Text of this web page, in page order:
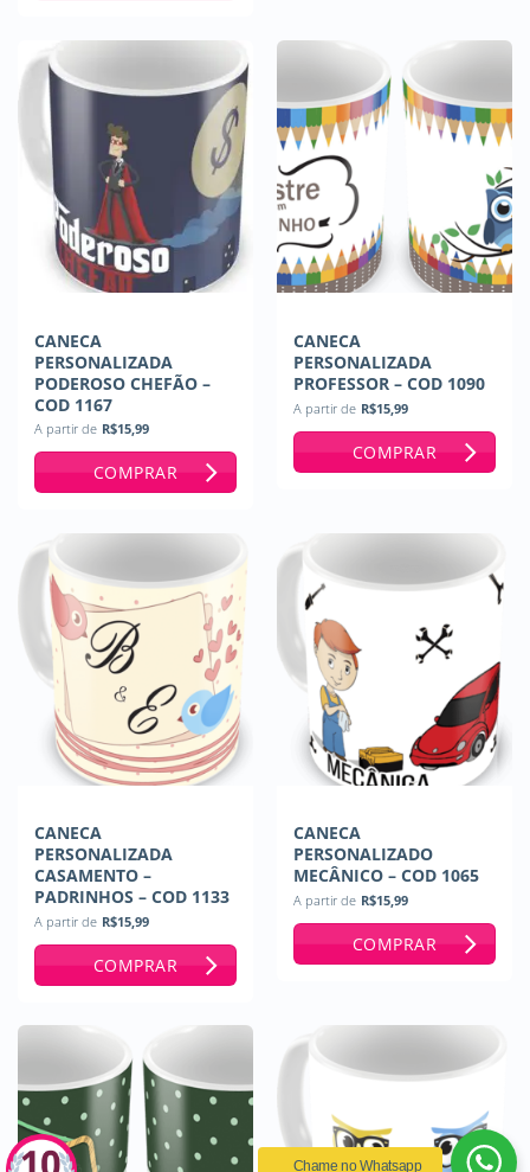
CANECA
PERSONALIZADA
PODEROSO CHEFÃO –
COD 1167
A partir de R$15,99
COMPRAR
CANECA
PERSONALIZADA
PROFESSOR – COD 1090
A partir de R$15,99
COMPRAR
CANECA
PERSONALIZADA
CASAMENTO –
PADRINHOS – COD 1133
A partir de R$15,99
COMPRAR
CANECA
PERSONALIZADO
MECÂNICO – COD 1065
A partir de R$15,99
COMPRAR
Chame no Whatsapp